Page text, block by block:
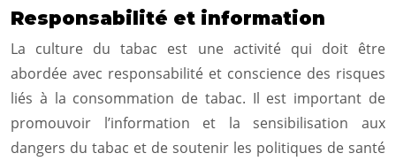
Responsabilité et information
La culture du tabac est une activité qui doit être
abordée avec responsabilité et conscience des risques
liés à la consommation de tabac. Il est important de
promouvoir l’information et la sensibilisation aux
dangers du tabac et de soutenir les politiques de santé